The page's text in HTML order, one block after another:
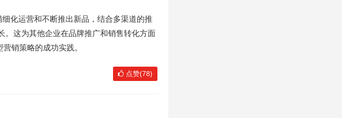
化运营和不断推出新品，结合多渠道的推
。这为其他企业在品牌推广和销售转化方面
销策略的成功实践。
点赞(78)